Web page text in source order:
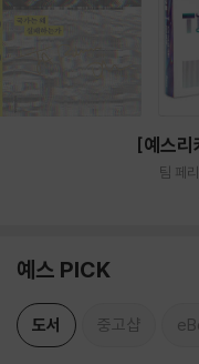
[예스
팀 페
예스 PICK
도서 중고샵